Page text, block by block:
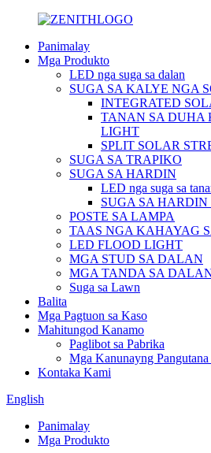
Panimalay
Mga Produkto
LED nga suga sa dalan
SUGA SA KALYE NGA
INTEGRATED
TANAN SA DUHA
LIGHT
SPLIT SOLAR
SUGA SA TRAPIKO
SUGA SA HARDIN
LED nga suga sa
SUGA SA HARDIN
POSTE SA LAMPA
TAAS NGA KAHAYAG
LED FLOOD LIGHT
MGA STUD SA DALAN
MGA TANDA SA
Suga sa Lawn
Balita
Mga Pagtuon sa Kaso
Mahitungod Kanamo
Paglibot sa Pabrika
Mga Kanunayng
Kontaka Kami
English
Panimalay
Mga Produkto